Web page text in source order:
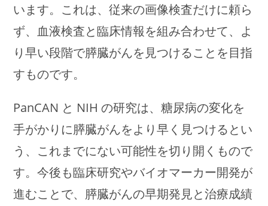
います。これは、従来の画像検査だけに頼ら
ず、血液検査と臨床情報を組み合わせて、よ
り早い段階で膵臓がんを見つけることを目指
すものです。
PanCAN と NIH の研究は、糖尿病の変化を
手がかりに膵臓がんをより早く見つけるとい
う、これまでにない可能性を切り開くもので
す。今後も臨床研究やバイオマーカー開発が
進むことで、膵臓がんの早期発見と治療成績